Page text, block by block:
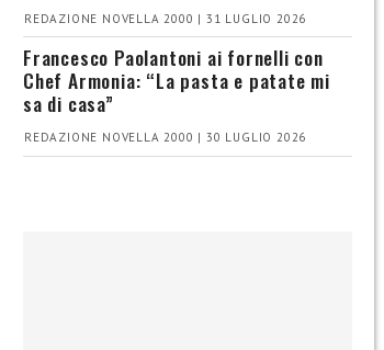
REDAZIONE NOVELLA 2000 | 31 LUGLIO 2026
Francesco Paolantoni ai fornelli con
Chef Armonia: “La pasta e patate mi
sa di casa”
REDAZIONE NOVELLA 2000 | 30 LUGLIO 2026